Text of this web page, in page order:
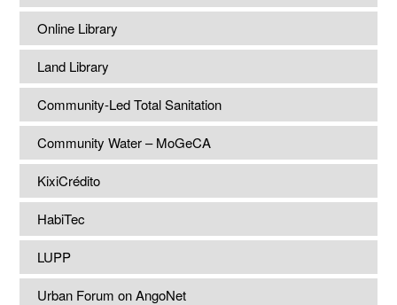
Online Library
Land Library
Community-Led Total Sanitation
Community Water – MoGeCA
KixiCrédito
HabiTec
LUPP
Urban Forum on AngoNet